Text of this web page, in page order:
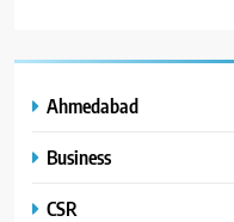
Ahmedabad
Business
CSR